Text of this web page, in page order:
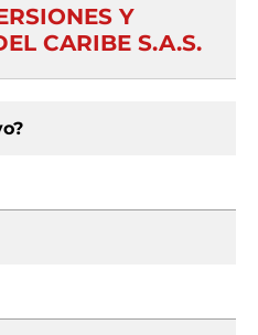
Y
CARIBE S.A.S.